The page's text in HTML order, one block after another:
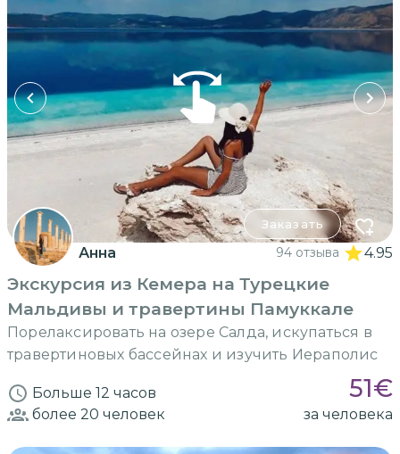
Заказать
Анна 94 отзыва 4.95
Экскурсия из Кемера на Турецкие
Мальдивы и травертины Памуккале
Порелаксировать на озере Салда, искупаться в
травертиновых бассейнах и изучить Иераполис
Больше 12 часов 51€
более 20 человек за человека